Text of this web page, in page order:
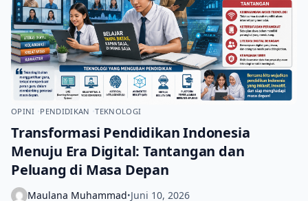
OPINI PENDIDIKAN TEKNOLOGI
Transformasi Pendidikan Indonesia
Menuju Era Digital: Tantangan dan
Peluang di Masa Depan
Maulana Muhammad•Juni 10, 2026